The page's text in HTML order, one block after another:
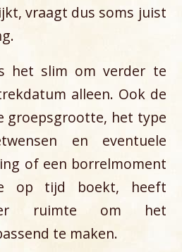
vraagt dus soms juist
het slim om verder te
alleen. Ook de
groepsgrootte, het type
en eventuele
of een borrelmoment
op tijd boekt, heeft
ruimte om het
te maken.